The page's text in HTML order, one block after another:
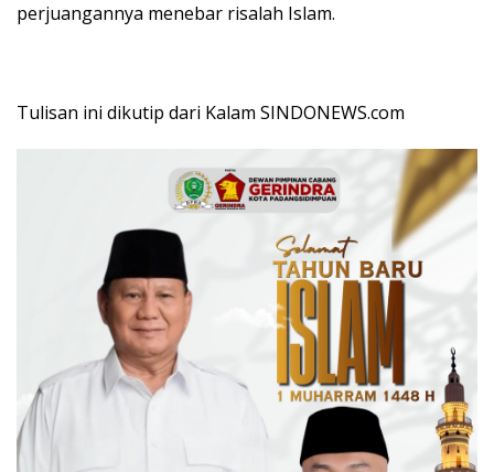
perjuangannya menebar risalah Islam.
Tulisan ini dikutip dari Kalam SINDONEWS.com